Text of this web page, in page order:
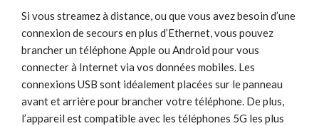
Si vous streamez à distance, ou que vous avez besoin d’une
connexion de secours en plus d’Ethernet, vous pouvez
brancher un téléphone Apple ou Android pour vous
connecter à Internet via vos données mobiles. Les
connexions USB sont idéalement placées sur le panneau
avant et arrière pour brancher votre téléphone. De plus,
l’appareil est compatible avec les téléphones 5G les plus